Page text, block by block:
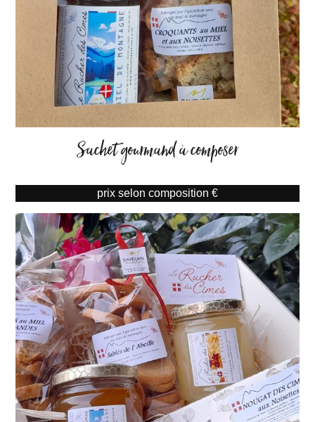
Sachet gourmand à composer
prix selon composition €